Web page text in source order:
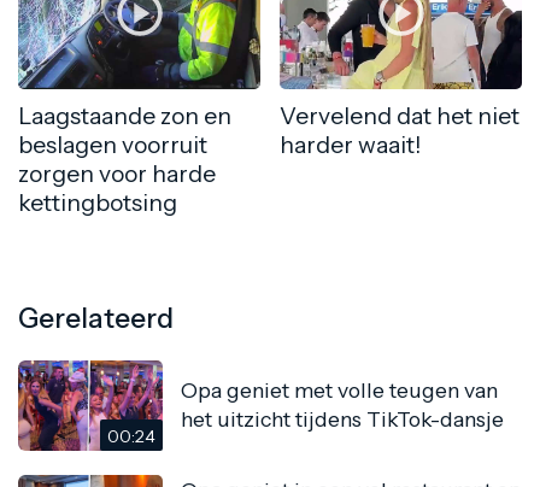
Laagstaande zon en
beslagen voorruit
zorgen voor harde
kettingbotsing
Vervelend dat het niet
harder waait!
Gerelateerd
00:24
Opa geniet met volle teugen van
het uitzicht tijdens TikTok-dansje